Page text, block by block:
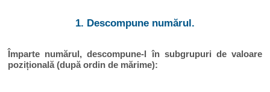
1. Descompune numărul.
Împarte numărul, descompune-l în subgrupuri de valoare
pozițională (după ordin de mărime):